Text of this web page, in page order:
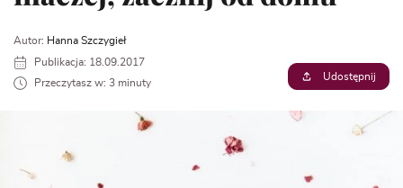
Autor: Hanna Szczygieł
Publikacja: 18.09.2017
Przeczytasz w: 3 minuty
Udostępnij